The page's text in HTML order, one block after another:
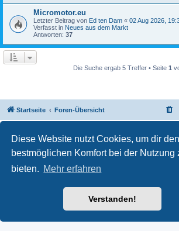
Diese Website nutzt Cookies, um dir den
bestmöglichen Komfort bei der Nutzung
bieten. Mehr erfahren
Verstanden!
Micromotor.eu
Letzter Beitrag von Ed ten Dam « 02 Aug 2026,
Verfasst in Neues aus dem Markt
Antworten: 37
Die Suche ergab 5 Treffer • Seite 1
Startseite Foren-Übersicht
Deutsche Übersetzung durch
Datenschutz|